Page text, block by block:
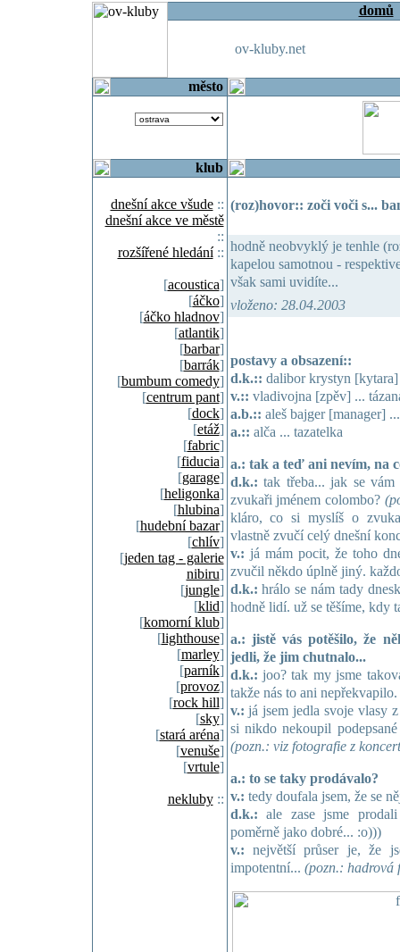
domů
ov-kluby.net
město
klub
dnešní akce všude::
dnešní akce ve městě
::
rozšířené hledání::
[acoustica]
[áčko]
[áčko hladnov]
[atlantik]
[barbar]
[barrák]
[bumbum comedy]
[centrum pant]
[dock]
[etáž]
[fabric]
[fiducia]
[garage]
[heligonka]
[hlubina]
[hudební bazar]
[chlív]
[jeden tag - galerie
nibiru]
[jungle]
[klid]
[komorní klub]
[lighthouse]
[marley]
[parník]
[provoz]
[rock hill]
[sky]
[stará aréna]
[venuše]
[vrtule]
nekluby::
(roz)hovor:: zoči voči s...
hodně neobvyklý je tenhle
kapelou samotnou -
však sami uvidíte...
vloženo: 28.04.2003
postavy a obsazení::
d.k.:: dalibor krystyn
v.:: vladivojna [zpěv] ...
a.b.:: aleš bajger [manager]
a.:: alča ... tazatelka
a.: tak a teď ani nevím, na
d.k.: tak třeba... jak se
zvukaři jménem colombo?
kláro, co si myslíš o
vlastně zvučí celý dnešní
v.: já mám pocit, že toho
zvučil někdo úplně jiný.
d.k.: hrálo se nám tady
hodně lidí. už se těšíme, kdy
a.: jistě vás potěšilo, že
jedli, že jim chutnalo...
d.k.: joo? tak my jsme
takže nás to ani nepřekvapilo.
v.: já jsem jedla svoje vlasy
si nikdo nekoupil
(pozn.: viz fotografie z
a.: to se taky prodávalo?
v.: tedy doufala jsem, že se
d.k.: ale zase jsme
poměrně jako dobré... :o)))
v.: největší průser je, že
impotentní... (pozn.: hadrová